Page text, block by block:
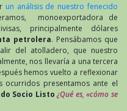
un análisis de nuestro fenecido
monoexportadora de
principalmente dólares
petrolera. Pensábamos que
del atolladero, que nuestro
nos llevaría a una tercera
hemos vuelto a reflexionar
ocurridos presentamos ante el
Socio Listo ¿Qué es, «cómo se